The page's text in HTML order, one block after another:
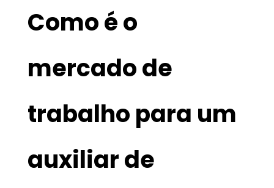
Como é o
mercado de
trabalho para um
auxiliar de